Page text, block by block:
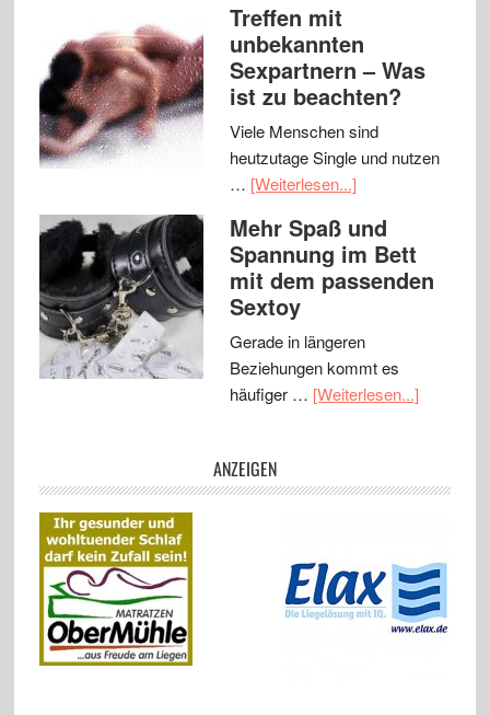
Treffen mit
unbekannten
Sexpartnern – Was
ist zu beachten?
Viele Menschen sind
heutzutage Single und nutzen
… [Weiterlesen...]
Mehr Spaß und
Spannung im Bett
mit dem passenden
Sextoy
Gerade in längeren
Beziehungen kommt es
häufiger … [Weiterlesen...]
ANZEIGEN